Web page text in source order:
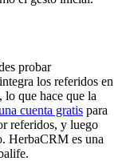
probar
los referidos en
lo que hace que la
cuenta gratis para
referidos, y luego
HerbaCRM es una